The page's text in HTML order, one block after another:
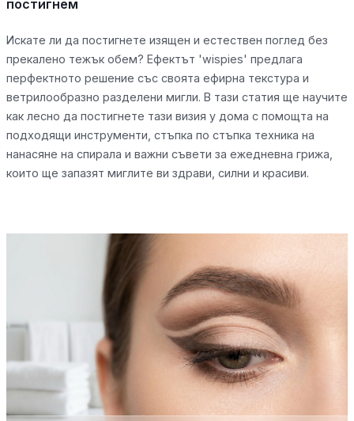
постигнем
Искате ли да постигнете изящен и естествен поглед без
прекалено тежък обем? Ефектът 'wispies' предлага
перфектното решение със своята ефирна текстура и
ветрилообразно разделени мигли. В тази статия ще научите
как лесно да постигнете тази визия у дома с помощта на
подходящи инструменти, стъпка по стъпка техника на
нанасяне на спирала и важни съвети за ежедневна грижа,
които ще запазят миглите ви здрави, силни и красиви.